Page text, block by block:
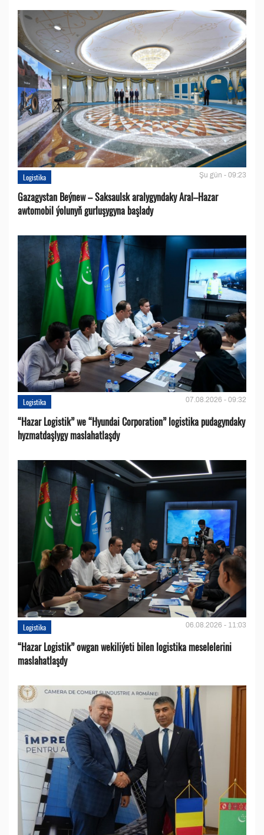
Logistika Şu gün - 09:23
Gazagystan Beýnew – Saksaulsk aralygyndaky Aral–Hazar
awtomobil ýolunyň gurluşygyna başlady
Logistika 07.08.2026 - 09:32
“Hazar Logistik” we “Hyundai Corporation” logistika pudagyndaky
hyzmatdaşlygy maslahatlaşdy
Logistika 06.08.2026 - 11:03
“Hazar Logistik” owgan wekiliýeti bilen logistika meselelerini
maslahatlaşdy